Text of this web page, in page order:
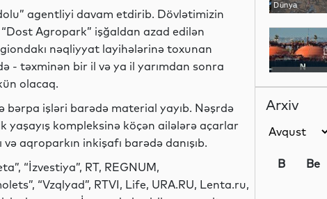
agentliyi davam etdirib. Dövlətimizin
“Dost Agropark” işğaldan azad edilən
nəqliyyat layihələrinə toxunan
- təxminən bir il və ya il yarımdan sonra
olacaq.
bərpa işləri barədə material yayıb. Nəşrdə
kompleksinə köçən ailələrə açarlar
aqroparkın inkişafı barədə danışıb.
“İzvestiya”, RT, REGNUM,
“Vzqlyad”, RTVI, Life, URA.RU, Lenta.ru,
Dünya
Dünya
Arxiv
B Be